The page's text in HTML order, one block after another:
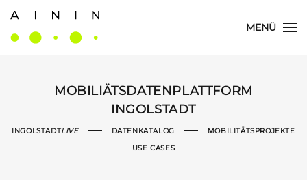
Skip
content
MENÜ
MOBILIÄTSDATENPLATTFORM
INGOLSTADT
INGOLSTADTLIVE DATENKATALOG
MOBILITÄTSPROJEKTE
USE CASES